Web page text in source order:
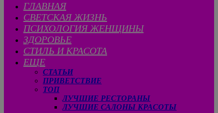
ГЛАВНАЯ
СВЕТСКАЯ ЖИЗНЬ
ПСИХОЛОГИЯ ЖЕНЩИНЫ
ЗДОРОВЬЕ
СТИЛЬ И КРАСОТА
ЕЩЕ
СТАТЬИ
ПРИВЕТСТВИЕ
ТОП
ЛУЧШИЕ РЕСТОРАНЫ
ЛУЧШИЕ САЛОНЫ КРАСОТЫ